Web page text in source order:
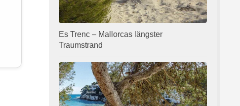
Es Trenc – Mallorcas längster
Traumstrand